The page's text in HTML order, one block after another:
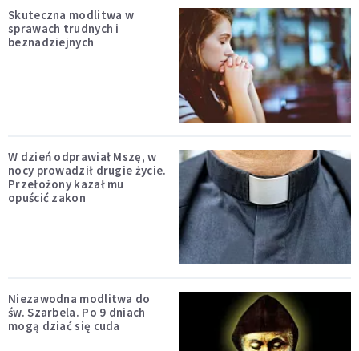
Skuteczna modlitwa w
sprawach trudnych i
beznadziejnych
W dzień odprawiał Mszę, w
nocy prowadził drugie życie.
Przełożony kazał mu
opuścić zakon
Niezawodna modlitwa do
św. Szarbela. Po 9 dniach
mogą dziać się cuda